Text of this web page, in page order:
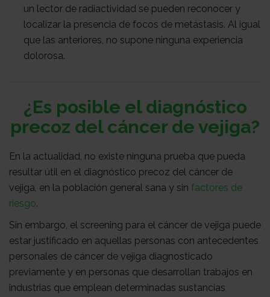
un lector de radiactividad se pueden reconocer y
localizar la presencia de focos de metástasis. Al igual
que las anteriores, no supone ninguna experiencia
dolorosa.
¿Es posible el diagnóstico
precoz del cáncer de vejiga?
En la actualidad, no existe ninguna prueba que pueda
resultar útil en el diagnóstico precoz del cáncer de
vejiga, en la población general sana y sin factores de
riesgo.
Sin embargo, el screening para el cáncer de vejiga puede
estar justificado en aquellas personas con antecedentes
personales de cáncer de vejiga diagnosticado
previamente y en personas que desarrollan trabajos en
industrias que emplean determinadas sustancias